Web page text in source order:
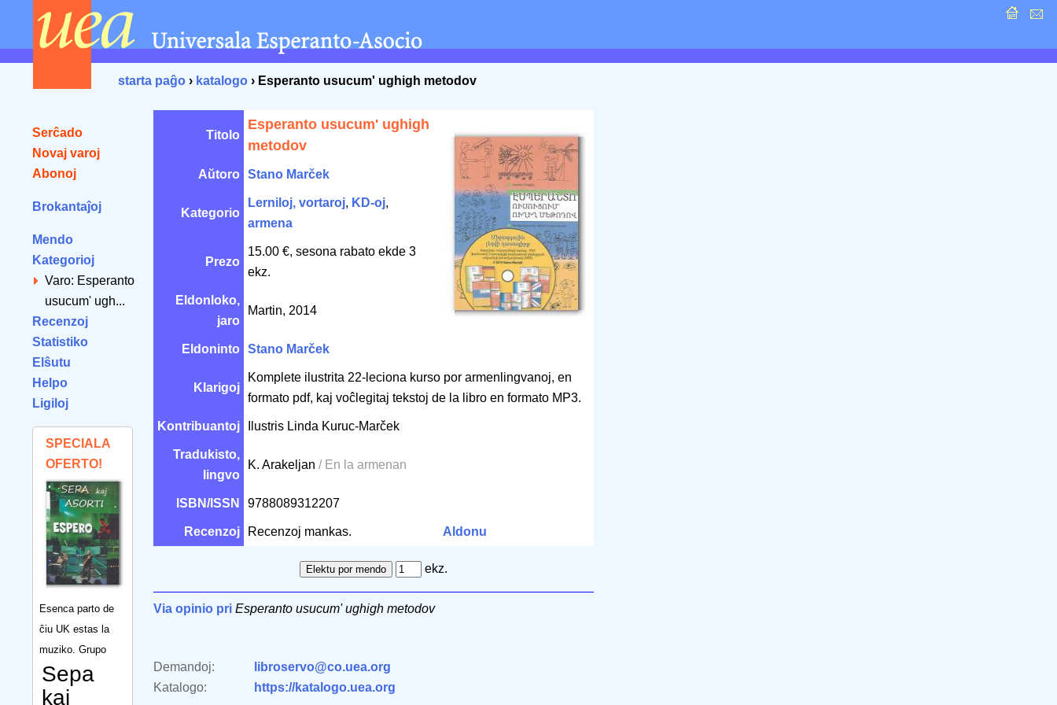
starta paĝo › katalogo › Esperanto usucum' ughigh metodov
Serĉado
Novaj varoj
Abonoj
Brokantaĵoj
Mendo
Kategorioj
Varo: Esperanto
usucum' ugh...
Recenzoj
Statistiko
Elŝutu
Helpo
Ligiloj
SPECIALA
OFERTO!
Esenca parto de
ĉiu UK estas la
muziko. Grupo
Sepa
kaj
Titolo
Esperanto usucum' ughigh
metodov
Aŭtoro Stano Marček
Kategorio
Lerniloj, vortaroj, KD-oj,
armena
Prezo
15.00 €, sesona rabato ekde 3
ekz.
Eldonloko,
jaro
Martin, 2014
Eldoninto Stano Marček
Klarigoj
Komplete ilustrita 22-leciona kurso por armenlingvanoj, en
formato pdf, kaj voĉlegitaj tekstoj de la libro en formato MP3.
Kontribuantoj Ilustris Linda Kuruc-Marček
Tradukisto,
lingvo
K. Arakeljan / En la armenan
ISBN/ISSN 9788089312207
Recenzoj Recenzoj mankas. Aldonu
ekz.
Via opinio pri Esperanto usucum' ughigh metodov
Demandoj:
libroservo@co.uea.org
Katalogo:
https://katalogo.uea.org